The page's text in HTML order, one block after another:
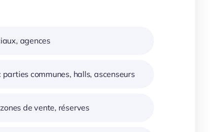
agences
communes, halls, ascenseurs
de vente, réserves